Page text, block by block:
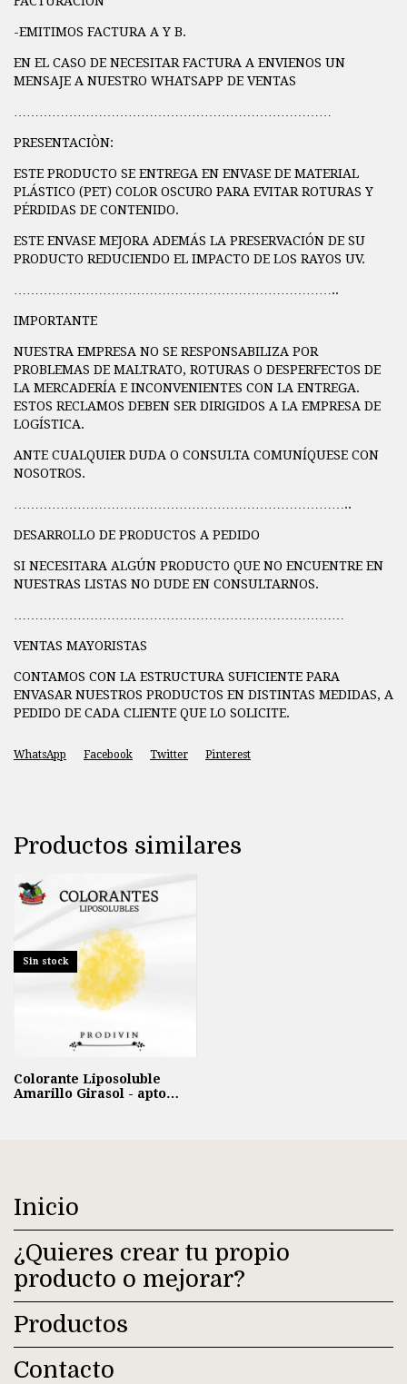
-EMITIMOS FACTURA A Y B.
EN EL CASO DE NECESITAR FACTURA A ENVIENOS UN
MENSAJE A NUESTRO WHATSAPP DE VENTAS
PRESENTACIÒN:
ESTE PRODUCTO SE ENTREGA EN ENVASE DE MATERIAL
PLÁSTICO (PET) COLOR OSCURO PARA EVITAR ROTURAS Y
PÉRDIDAS DE CONTENIDO.
ESTE ENVASE MEJORA ADEMÁS LA PRESERVACIÓN DE SU
PRODUCTO REDUCIENDO EL IMPACTO DE LOS RAYOS UV.
…………………………………………………………………..
IMPORTANTE
NUESTRA EMPRESA NO SE RESPONSABILIZA POR
PROBLEMAS DE MALTRATO, ROTURAS O DESPERFECTOS DE
LA MERCADERÍA E INCONVENIENTES CON LA ENTREGA.
ESTOS RECLAMOS DEBEN SER DIRIGIDOS A LA EMPRESA DE
LOGÍSTICA.
ANTE CUALQUIER DUDA O CONSULTA COMUNÍQUESE CON
NOSOTROS.
……………………………………………………………………..
DESARROLLO DE PRODUCTOS A PEDIDO
SI NECESITARA ALGÚN PRODUCTO QUE NO ENCUENTRE EN
NUESTRAS LISTAS NO DUDE EN CONSULTARNOS.
VENTAS MAYORISTAS
CONTAMOS CON LA ESTRUCTURA SUFICIENTE PARA
ENVASAR NUESTROS PRODUCTOS EN DISTINTAS MEDIDAS, A
PEDIDO DE CADA CLIENTE QUE LO SOLICITE.
WhatsApp Facebook Twitter Pinterest
Productos similares
Sin stock
Colorante Liposoluble
Amarillo Girasol - apto
Inicio
¿Quieres crear tu propio
producto o mejorar?
Productos
Contacto